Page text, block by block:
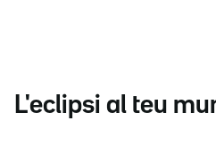
L'eclipsi al teu